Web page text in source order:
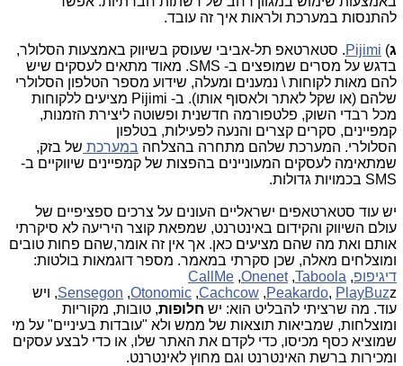
להתנסות במערכת ולראות איך זה עובד.
ג)
Pijimi. סטארטאפ תל-אביבי שעוסק בשיווק באמצעות הסלולר,
בדגש על מסרים שמופצים ב- SMS. מאוד מתאים לעסקים שיש
להם מאות לקוחות \ נמענים ומעלה, שידוע מספר הטלפון הסלולרי
שלהם (או שקל לאתר ולאסוף אותו). ב-
Pijimi מציעים ללקוחות
מכל רבדי השוק, פלטפורמה חדשנית ופשוטה ליצירת הזמנות,
קמפיינים, סקרים קצרים והנעה לפעילות, בטלפון
הסלולרי. המערכת שלהם מתחרה בהצלחה במערכת של בזק,
שמתאימה לעסקים המעוניינים בהפצות של קמפיינים שיווקיים ב-
SMS בכמויות גדולות.
יש עוד סטארטאפים ישראליים העונים על צרכים ספציפיים של
עולם השיווק והקידום באינטרנט, שמפאת קוצר היריעה לא סיקרתי
אותם ואת מה שהם מציעים כאן. אך אין זה אומר,שהם פחות טובים
ומוצלחים מאלה, שכן סקרתי במאמר. מספר דוגמאות בולטות:
דיגיפופ,
CallMe ,Onenet,Taboola
,Sensegon ,Otonomic ,Cachcow ,Peakardo, PlayBuz
z ויש
עוד. מה שרציתי להבליט הוא: יש חלופות, טובות, מקוריות
ומוצלחות, שמביאות תוצאות של ממש ולא "עובדות בעיניים" על מי
שמוציא כסף מכיסו, כדי לקדם את האתר שלו, או כדי לבצע עסקים
ומכירות ברשת האינטרנט וגם מחוץ לאינטרנט.